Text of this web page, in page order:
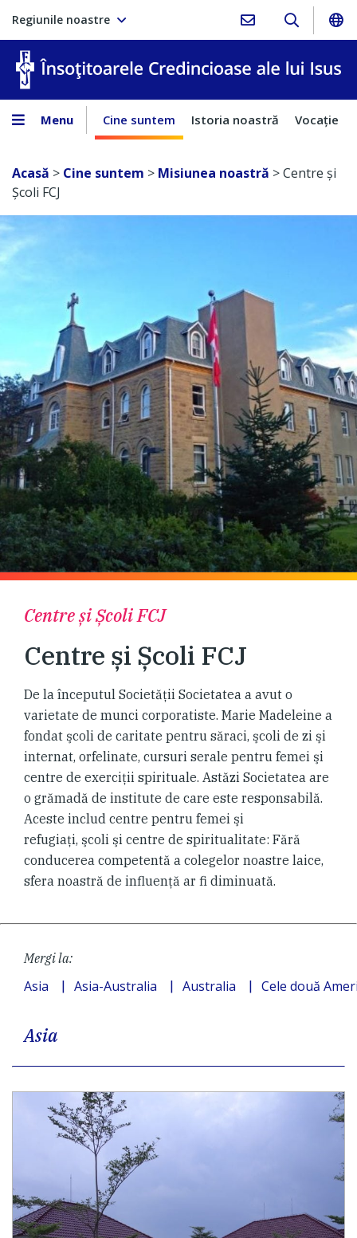
Regiunile noastre
Menu Cine suntem Istoria noastră Vocaţie
Acasă > Cine suntem > Misiunea noastră >Centre și
Școli FCJ
Centre și Școli FCJ
Centre și Școli FCJ
De la începutul Societăţii Societatea a avut o
varietate de munci corporatiste. Marie Madeleine a
fondat şcoli de caritate pentru săraci, şcoli de zi şi
internat, orfelinate, cursuri serale pentru femei şi
centre de exerciţii spirituale. Astăzi Societatea are
o grămadă de institute de care este responsabilă.
Aceste includ centre pentru femei şi
refugiaţi, şcoli şi centre de spiritualitate: Fără
conducerea competentă a colegelor noastre laice,
sfera noastră de influenţă ar fi diminuată.
Mergi la:
Asia Asia-Australia Australia Cele două
Asia